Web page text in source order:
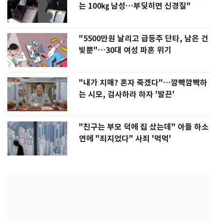
는 100㎏ 남성…부딪히면 신경질"
"5500만원 날리고 급등주 단타, 남은 건
빚뿐"…30대 여성 파혼 위기
"내가 치매? 혼자 죽겠다"…깜빡깜빡하
는 시모, 검사하라 하자 '발끈'
"친구는 부모 덕에 집 샀는데" 아들 하소
연에 "죄지었다" 사죄 '먹먹'